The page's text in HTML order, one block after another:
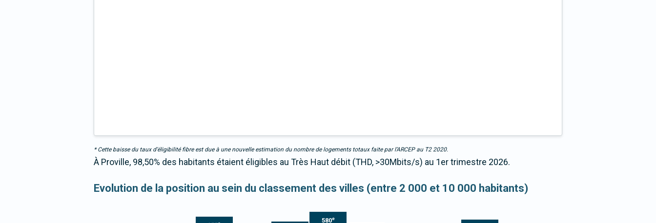
* Cette baisse du taux d’éligibilité fibre est due à une nouvelle estimation du nombre de logements totaux faite par l’ARCEP au T2 2020.
À Proville, 98,50% des habitants étaient éligibles au Très Haut débit (THD, >30Mbits/s) au 1er trimestre 2026.
Evolution de la position au sein du classement des villes (entre 2 000 et 10 000 habitants)
580e